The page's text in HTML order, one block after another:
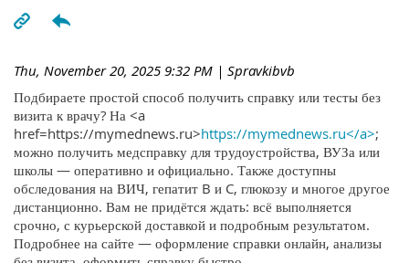
Thu, November 20, 2025 9:32 PM | Spravkibvb
Подбираете простой способ получить справку или тесты без
визита к врачу? На <a
href=https://mymednews.ru>https://mymednews.ru</a>;
можно получить медсправку для трудоустройства, ВУЗа или
школы — оперативно и официально. Также доступны
обследования на ВИЧ, гепатит B и C, глюкозу и многое другое
дистанционно. Вам не придётся ждать: всё выполняется
срочно, с курьерской доставкой и подробным результатом.
Подробнее на сайте — оформление справки онлайн, анализы